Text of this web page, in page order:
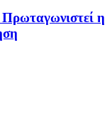
Πρωταγωνιστεί η